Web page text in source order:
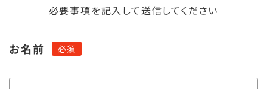
必要事項を記入して送信してください
お名前